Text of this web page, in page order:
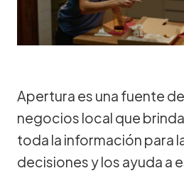
Apertura es una fuente
negocios local que
toda la información para
decisiones y los ayuda a